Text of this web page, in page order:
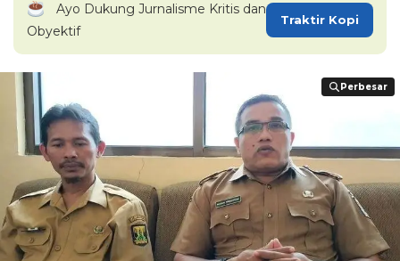
Ayo Dukung Jurnalisme Kritis dan
Obyektif
Traktir Kopi
Perbesar
Perbesar